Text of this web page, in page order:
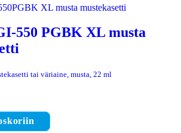
550 PGBK XL musta
tai väriaine, musta, 22 ml